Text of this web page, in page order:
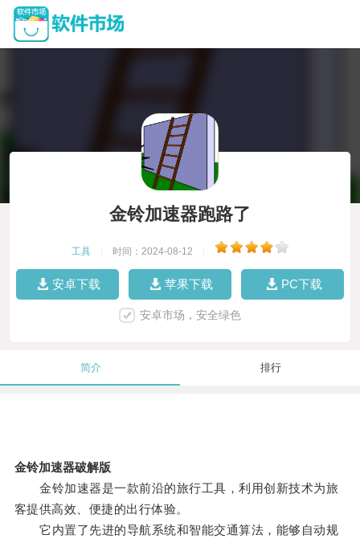
金铃加速器跑路了
工具 时间：2024-08-12
安卓下载 苹果下载 PC下载
安卓市场，安全绿色
简介 排行
金铃加速器破解版
金铃加速器是一款前沿的旅行工具，利用创新技术为旅
客提供高效、便捷的出行体验。
它内置了先进的导航系统和智能交通算法，能够自动规